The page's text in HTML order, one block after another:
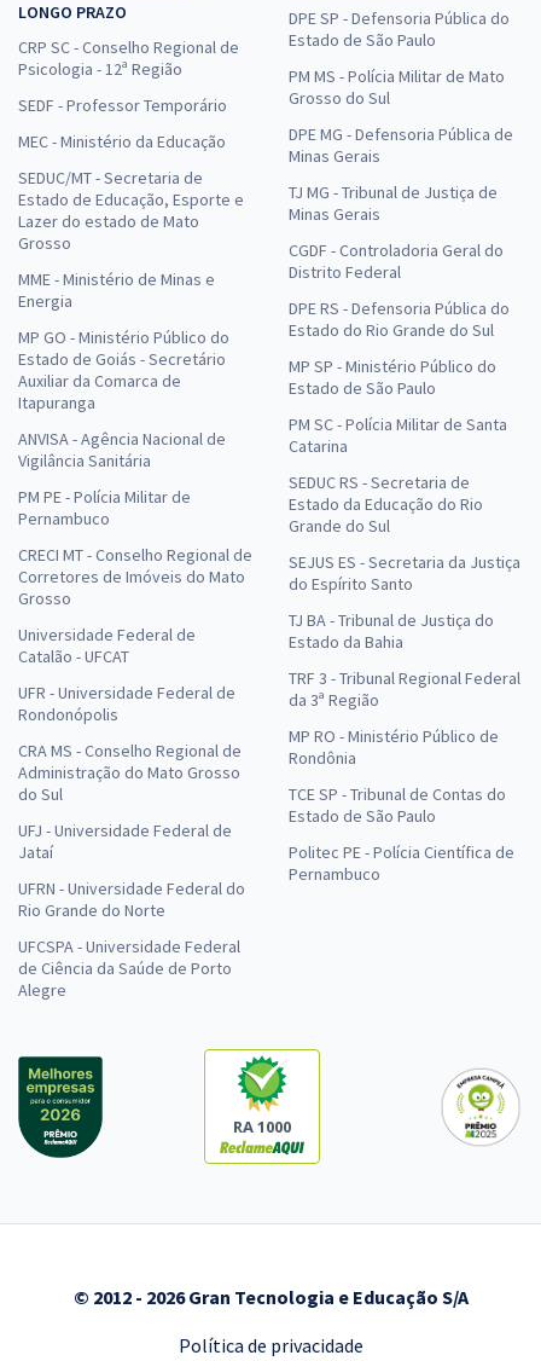
LONGO PRAZO
CRP SC - Conselho Regional de
Psicologia - 12ª Região
SEDF - Professor Temporário
MEC - Ministério da Educação
SEDUC/MT - Secretaria de
Estado de Educação, Esporte e
Lazer do estado de Mato
Grosso
MME - Ministério de Minas e
Energia
MP GO - Ministério Público do
Estado de Goiás - Secretário
Auxiliar da Comarca de
Itapuranga
ANVISA - Agência Nacional de
Vigilância Sanitária
PM PE - Polícia Militar de
Pernambuco
CRECI MT - Conselho Regional de
Corretores de Imóveis do Mato
Grosso
Universidade Federal de
Catalão - UFCAT
UFR - Universidade Federal de
Rondonópolis
CRA MS - Conselho Regional de
Administração do Mato Grosso
do Sul
UFJ - Universidade Federal de
Jataí
UFRN - Universidade Federal do
Rio Grande do Norte
UFCSPA - Universidade Federal
de Ciência da Saúde de Porto
Alegre
DPE SP - Defensoria Pública do
Estado de São Paulo
PM MS - Polícia Militar de Mato
Grosso do Sul
DPE MG - Defensoria Pública de
Minas Gerais
TJ MG - Tribunal de Justiça de
Minas Gerais
CGDF - Controladoria Geral do
Distrito Federal
DPE RS - Defensoria Pública do
Estado do Rio Grande do Sul
MP SP - Ministério Público do
Estado de São Paulo
PM SC - Polícia Militar de Santa
Catarina
SEDUC RS - Secretaria de
Estado da Educação do Rio
Grande do Sul
SEJUS ES - Secretaria da Justiça
do Espírito Santo
TJ BA - Tribunal de Justiça do
Estado da Bahia
TRF 3 - Tribunal Regional Federal
da 3ª Região
MP RO - Ministério Público de
Rondônia
TCE SP - Tribunal de Contas do
Estado de São Paulo
Politec PE - Polícia Científica de
Pernambuco
RA 1000
© 2012 - 2026 Gran Tecnologia e Educação S/A
Política de privacidade